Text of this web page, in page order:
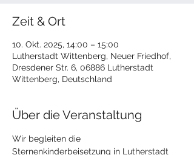
Zeit & Ort
10. Okt. 2025, 14:00 – 15:00
Lutherstadt Wittenberg, Neuer Friedhof,
Dresdener Str. 6, 06886 Lutherstadt
Wittenberg, Deutschland
Über die Veranstaltung
Wir begleiten die
Sternenkinderbeisetzung in Lutherstadt